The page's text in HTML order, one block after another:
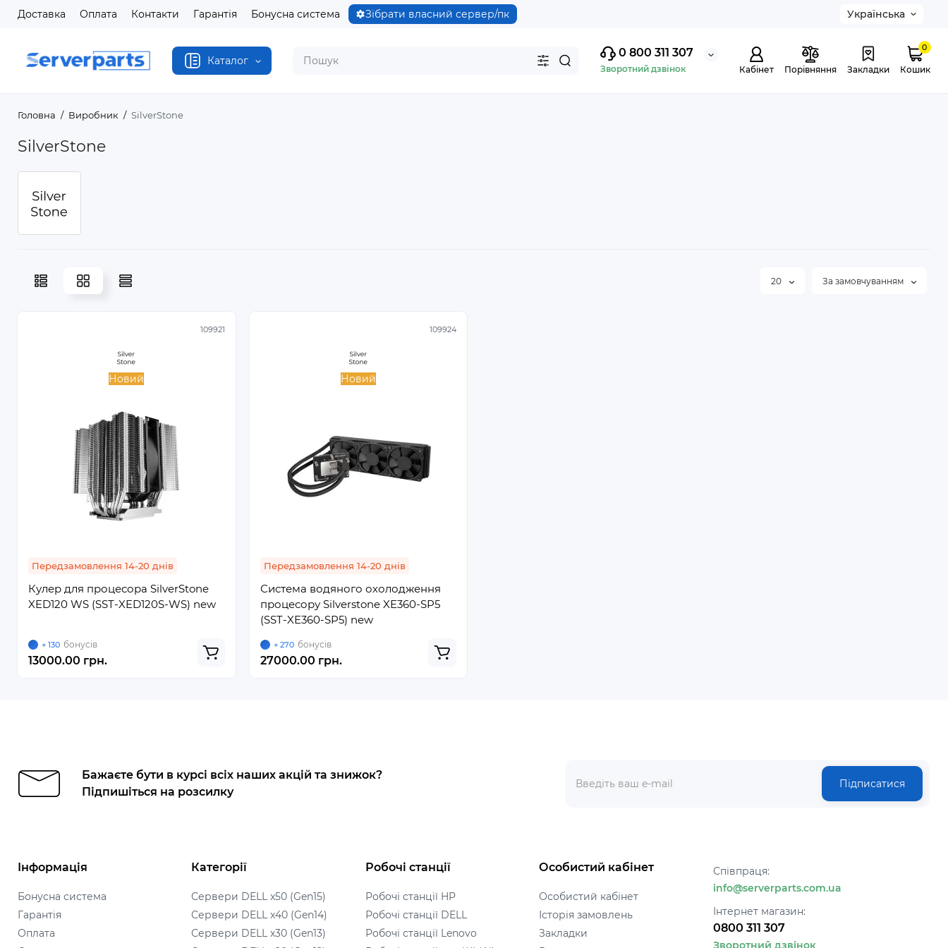
Доставка Оплата Контакти Гарантія Бонусна система Зібрати власний сервер/пк Українська
Каталог
0 800 311 307
Зворотний дзвінок Кабінет Порівняння Закладки
0
Кошик
Головна Виробник SilverStone
SilverStone
20 За замовчуванням
109921
Новий
Передзамовлення 14-20 днів
Кулер для процесора SilverStone
XED120 WS (SST-XED120S-WS) new
+ 130 бонусів
13000.00 грн.
109924
Новий
Передзамовлення 14-20 днів
Система водяного охолодження
процесору Silverstone XE360-SP5
(SST-XE360-SP5) new
+ 270 бонусів
27000.00 грн.
Бажаєте бути в курсі всіх наших акцій та знижок?
Підпишіться на розсилку
Підписатися
Інформація
Бонусна система
Гарантія
Оплата
Категорії
Сервери DELL x50 (Gen15)
Сервери DELL x40 (Gen14)
Сервери DELL x30 (Gen13)
Робочі станції
Робочі станції HP
Робочі станції DELL
Робочі станції Lenovo
Особистий кабінет
Особистий кабінет
Історія замовлень
Закладки
Співпраця:
info@serverparts.com.ua
Інтернет магазин:
0800 311 307
Зворотний дзвінок